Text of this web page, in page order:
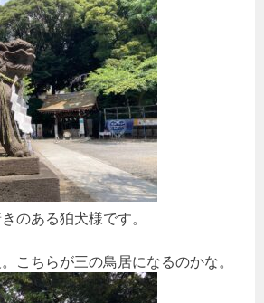
のある狛犬様です。
こちらが三の鳥居になるのかな。